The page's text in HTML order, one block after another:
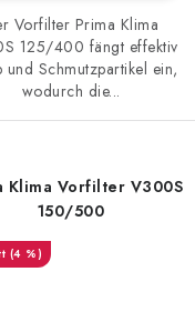
Vorfilter Prima Klima
125/400 fängt effektiv
und Schmutzpartikel ein,
wodurch die...
Klima Vorfilter V300S
150/500
(4 %)